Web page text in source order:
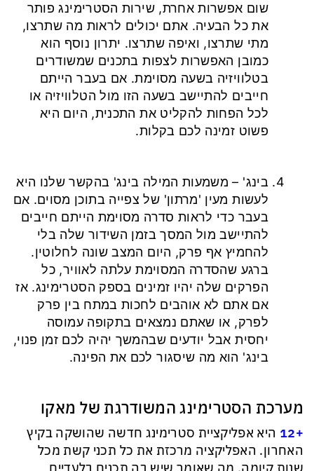
שום אפשרות אחרת, שירות הסטרימינג פותר
את כל הבעיה. אתם יכולים לראות מה שתרצו,
מתי שתרצו, ואיפה שתרצו. יתרון נוסף הוא
כמובן האפשרות לצפות בתכנים שמשודרים
בטלוויזיה בשעה מסוימת. אם בעבר הייתם
חייבים להתיישב בשעה הזו מול הטלוויזיה או
לכל הפחות להקליט את התכנית, היום היא
פשוט זמינה לכם בקלות.
בינג' – משמעות המילה בינג' בהקשר שלנו היא
לעשות מעין 'מרתון' של צפייה בתוכן מסוים. אם
בעבר כדי לראות סדרה מסוימת הייתם חייבים
להתיישב מול המסך בזמן השידור שלה בלי
להחמיץ אף פרק, היום המצב שונה לחלוטין.
ברגע שהסדרה המסוימת עלתה לאוויר, כל
הפרקים שלה יהיו זמינים בספק הסטרימינג. אז
אם אתם לא אוהבים לחכות במתח בין פרק
לפרק, או שאתם נמצאים בתקופה עמוסה
יחסית אבל יודעים שבהמשך יהיה לכם זמן פנוי,
בינג' הוא מה שיסגור לכם את הפינה.
מערכת הסטרימינג המשודרגת של מאקו
+12
היא אפליקציית סטרימינג חדשה שהושקה בקיץ
האחרון. האפליקציה מרכזת את כל תכני קשת מכל